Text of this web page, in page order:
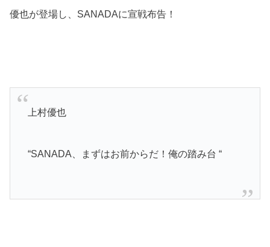
優也が登場し、SANADAに宣戦布告！
上村優也
“SANADA、まずはお前からだ！俺の踏み台 “